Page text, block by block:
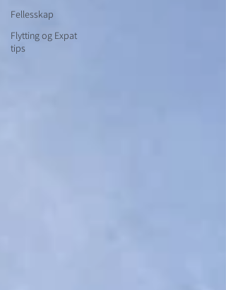
Fellesskap
Flytting og Expat
tips